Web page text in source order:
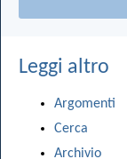
Leggi altro
Argomenti
Cerca
Archivio